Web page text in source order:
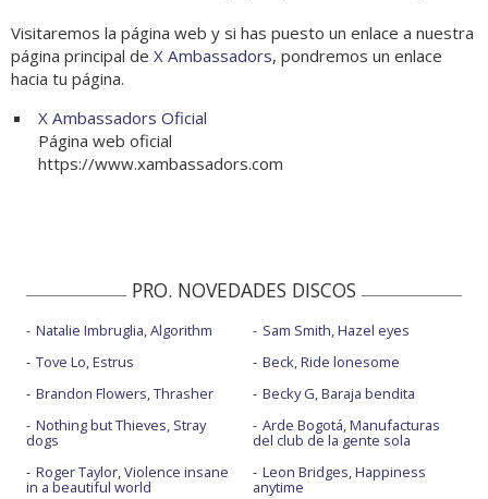
Visitaremos la página web y si has puesto un enlace a nuestra
página principal de X Ambassadors, pondremos un enlace
hacia tu página.
X Ambassadors Oficial
Página web oficial
https://www.xambassadors.com
PRO. NOVEDADES DISCOS
Natalie Imbruglia, Algorithm
Tove Lo, Estrus
Brandon Flowers, Thrasher
Nothing but Thieves, Stray
dogs
Roger Taylor, Violence insane
in a beautiful world
Sam Smith, Hazel eyes
Beck, Ride lonesome
Becky G, Baraja bendita
Arde Bogotá, Manufacturas
del club de la gente sola
Leon Bridges, Happiness
anytime